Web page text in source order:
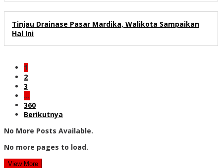
Tinjau Drainase Pasar Mardika, Walikota Sampaikan
Hal Ini
1
2
3
…
360
Berikutnya
No More Posts Available.
No more pages to load.
View More